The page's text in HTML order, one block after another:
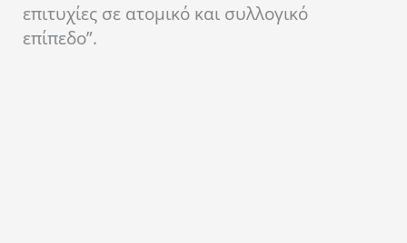
επιτυχίες σε ατομικό και συλλογικό
επίπεδο”.